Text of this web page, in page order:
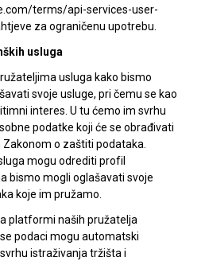
terms/api-services-user-
za ograničenu upotrebu.
usluga
usluga kako bismo
svoje usluge, pri čemu se kao
interes. U tu ćemo im svrhu
podatke koji će se obrađivati
o zaštiti podataka.
mogu odrediti profil
bismo mogli oglašavati svoje
koje im pružamo.
platformi naših pružatelja
podaci mogu automatski
istraživanja tržišta i